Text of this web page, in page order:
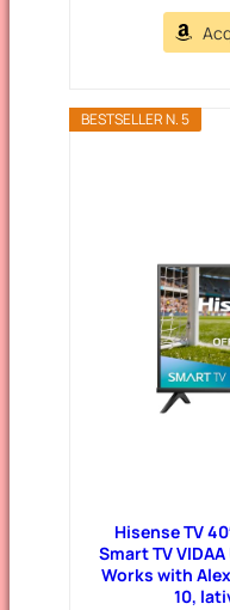
BESTSELLER N. 5
Hisense TV
Smart TV
Works with
10,